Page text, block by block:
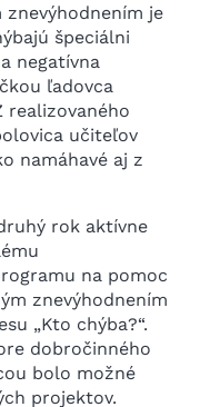
je
špeciálni
negatívna
ľadovca
realizovaného
učiteľov
namáhavé aj z
rok aktívne
na pomoc
znevýhodnením
„Kto chýba?“.
dobročinného
bolo možné
projektov.